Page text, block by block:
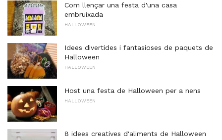
Com llençar una festa d'una casa
embruixada
HALLOWEEN
Idees divertides i fantasioses de paquets de
Halloween
HALLOWEEN
Host una festa de Halloween per a nens
HALLOWEEN
8 idees creatives d'aliments de Halloween